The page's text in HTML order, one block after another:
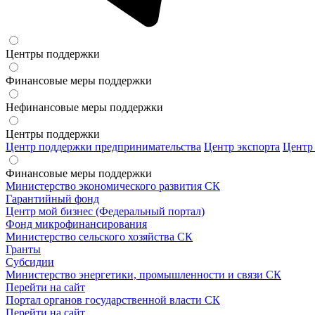
Центры поддержки
Финансовые меры поддержки
Нефинансовые меры поддержки
Центры поддержки
Центр поддержки предпринимательства Центр экспорта
Финансовые меры поддержки
Министерство экономического развития СК
Гарантийный фонд
Центр мой бизнес (Федеральный портал)
Фонд микрофинансирования
Министерство сельского хозяйства СК
Гранты
Субсидии
Министерство энергетики, промышленности и связи СК
Перейти на сайт
Портал органов государственной власти СК
Перейти на сайт